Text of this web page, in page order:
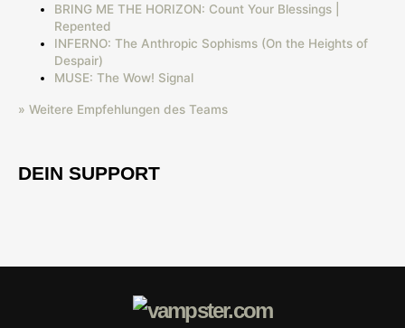
BRING ME THE HORIZON: Count Your Blessings |
Repented
INFERNO: The Anthropic Sophisms (On the Heights of
Despair)
MUSE: The Wow! Signal
» Weitere Empfehlungen des Teams
DEIN SUPPORT